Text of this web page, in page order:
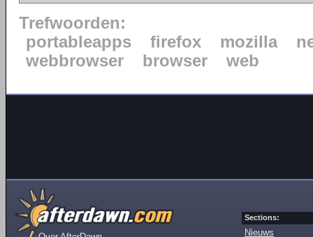
Trefwoorden:
portableapps
firefox mozilla
webbrowser
browser web
Sections:
Nieuws